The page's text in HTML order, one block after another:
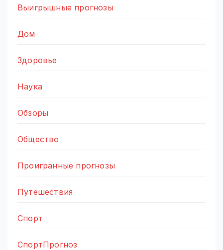
Выигрышные прогнозы
Дом
Здоровье
Наука
Обзоры
Общество
Проигранные прогнозы
Путешествия
Спорт
СпортПрогноз